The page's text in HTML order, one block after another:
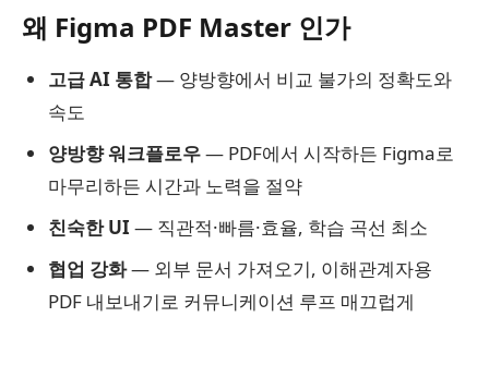
왜 Figma PDF Master 인가
고급 AI 통합— 양방향에서 비교 불가의 정확도와
속도
양방향 워크플로우— PDF에서 시작하든 Figma로
마무리하든 시간과 노력을 절약
친숙한 UI — 직관적·빠름·효율, 학습 곡선 최소
협업 강화— 외부 문서 가져오기, 이해관계자용
PDF 내보내기로 커뮤니케이션 루프 매끄럽게